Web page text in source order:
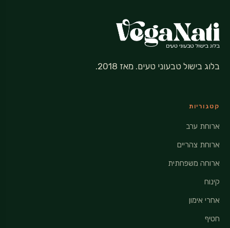
בלוג בישול טבעוני טעים. מאז 2018.
קטגוריות
ארוחת ערב
ארוחת צהריים
ארוחה משפחתית
קינוח
אחרי אימון
חטיף